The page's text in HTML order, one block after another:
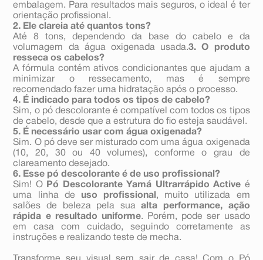
embalagem. Para resultados mais seguros, o ideal é ter
orientação profissional.
2. Ele clareia até quantos tons?
Até 8 tons, dependendo da base do cabelo e da
volumagem da água oxigenada usada.3. O produto
resseca os cabelos?
A fórmula contém ativos condicionantes que ajudam a
minimizar o ressecamento, mas é sempre
recomendado fazer uma hidratação após o processo.
4. É indicado para todos os tipos de cabelo?
Sim, o pó descolorante é compatível com todos os tipos
de cabelo, desde que a estrutura do fio esteja saudável.
5. É necessário usar com água oxigenada?
Sim. O pó deve ser misturado com uma água oxigenada
(10, 20, 30 ou 40 volumes), conforme o grau de
clareamento desejado.
6. Esse pó descolorante é de uso profissional?
Sim! O
Pó Descolorante Yamá Ultrarrápido Active é
uma linha de uso profissional , muito utilizada em
salões de beleza pela suaalta performance, ação
rápida e resultado uniforme. Porém, pode ser usado
em casa com cuidado, seguindo corretamente as
instruções e realizando teste de mecha.